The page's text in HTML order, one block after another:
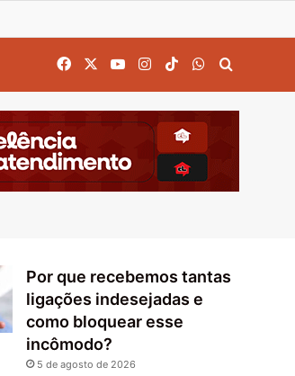
FacebookYouTubeInstagram
TikTokWhatsApp
Por que recebemos tantas
ligações indesejadas e
como bloquear esse
incômodo?
5 de agosto de 2026